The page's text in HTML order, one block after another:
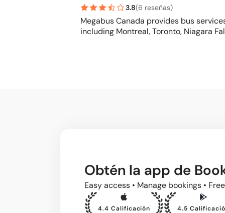
3.8(6 reseñas)
Megabus Canada provides bus
including Montreal, Toronto, Niagara
Obtén la app de
Easy access • Manage bookings •
4.4 Calificación 4.5